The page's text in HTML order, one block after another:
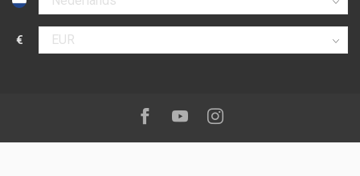
Selecteer taal
€
Selecteer valuta
Volg ons op:Facebook
YoutubeInstagram